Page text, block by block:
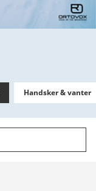
Handsker & vanter